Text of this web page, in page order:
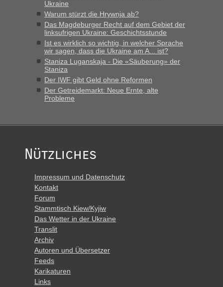
Ukraine
Warum stürzt die Hrywnja ab?
Das Magdeburger Recht auf dem Gebiet der
linksufrigen Ukraine: Geschichtsstunde
Ist es wirklich so wichtig, in welcher Sprache
wir sagen, dass die Ukraine am A... ist?
Staniza Luganskaja - Die «Säuberung» der
Staniza
Der IWF gibt Geld ohne Reformen
Der Getreidemarkt: Neue Ernte, alte
Probleme
Nützliches
Impressum und Datenschutz
Kontakt
Forum
Stammtisch Kiew/Kyjiw
Das Wetter in der Ukraine
Translit
Archiv
Autoren und Übersetzer
Feeds
Karikaturen
Links